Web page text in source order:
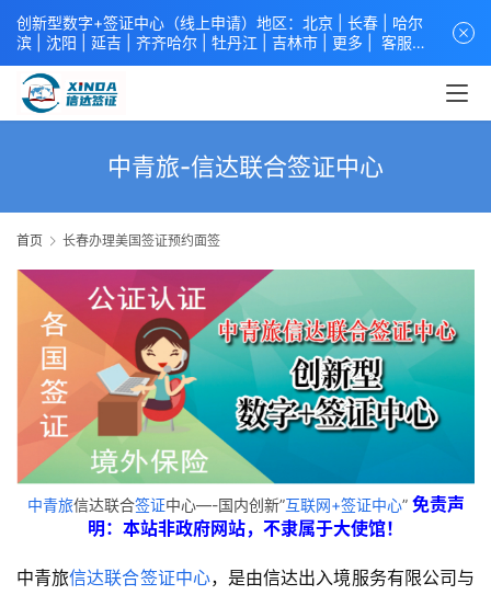
中青旅-信达联合签证中心
首页 长春办理美国签证预约面签
中青旅信达联合签证中心—-国内创新”互联网+签证中心” 免责声
明：本站非政府网站，不隶属于大使馆！
中青旅信达联合签证中心，是由信达出入境服务有限公司与
创新型数字+签证中心（线上申请）地区：北京 | 长春
哈尔
滨
沈阳 延吉 | 齐齐哈尔 | 牡丹江 吉林市 | 更多 | 客服中
心
中青旅信达联合签证中心
学签证 商务签证 探亲签证 旅游签证 涉外公证 外交部认证 单
（双认证），海牙认证。微信一对一咨询：xindavisa或
提供服务机构：信达出入境服务有限公司/中青国际旅行社有限
.专业：留学签证 商务签证 探亲签证 旅游签证 涉外公证 外